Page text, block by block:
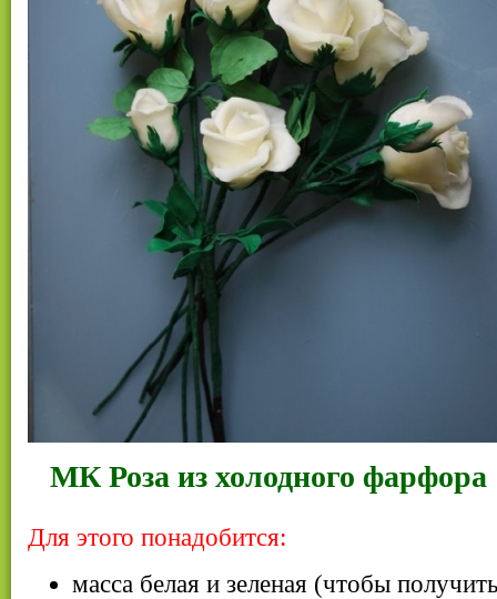
МК Роза из холодного фарфора
Для этого понадобится:
масса белая и зеленая (чтобы